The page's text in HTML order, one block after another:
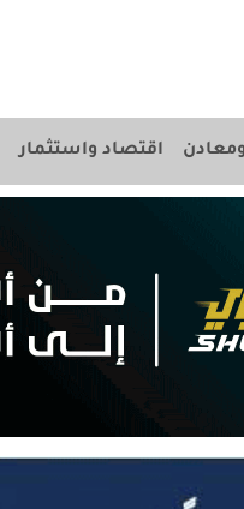
اقتصاد واستثمار